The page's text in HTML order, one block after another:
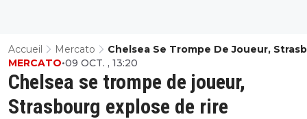
Accueil Mercato
Chelsea Se Trompe De Joueur,
Explose De Rire
Chelsea se trompe de joueur,
Strasbourg explose de rire
MERCATO•09 OCT. , 13:20